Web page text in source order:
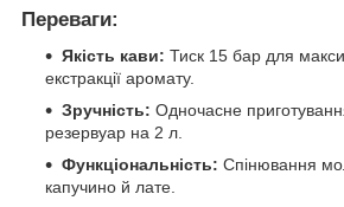
Переваги:
Якість кави: Тиск 15 бар для
екстракції аромату.
Зручність: Одночасне
резервуар на 2 л.
Функціональність: Спінювання
капучино й лате.